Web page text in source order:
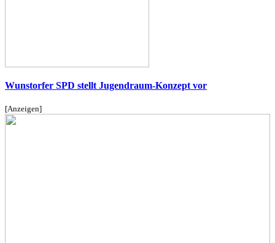
Wunstorfer SPD stellt Jugendraum-Konzept vor
[Anzeigen]